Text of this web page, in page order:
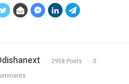
2958 Posts 0